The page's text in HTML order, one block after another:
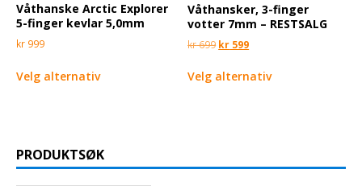
Våthanske Arctic Explorer
5-finger kevlar 5,0mm
kr 999
Velg alternativ
Våthansker, 3-finger
votter 7mm – RESTSALG
kr699 kr 599
Velg alternativ
PRODUKTSØK